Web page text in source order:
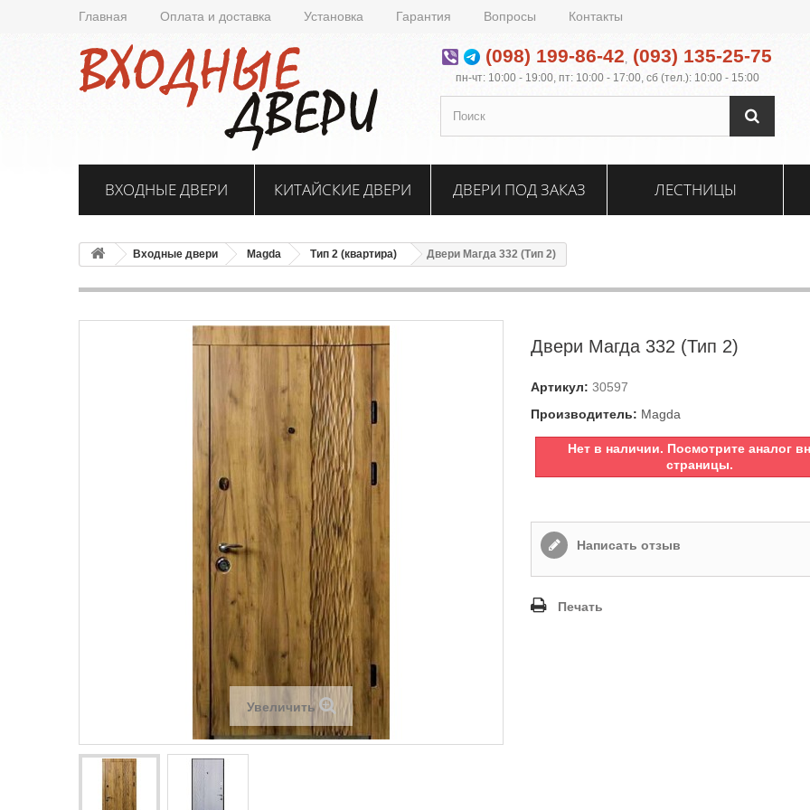
Главная Оплата и доставка Установка Гарантия Вопросы Контакты
(098) 199-86-42, (093) 135-25-75
пн-чт: 10:00 - 19:00, пт: 10:00 - 17:00, сб (тел.): 10:00 - 15:00
ВХОДНЫЕ ДВЕРИ КИТАЙСКИЕ ДВЕРИ ДВЕРИ ПОД ЗАКАЗ ЛЕСТНИЦЫ
Входные двери Magda Тип 2 (квартира) Двери Магда 332 (Тип 2)
Увеличить
Двери Магда 332 (Тип 2)
Артикул: 30597
Производитель: Magda
Нет в наличии. Посмотрите аналог
страницы.
Написать отзыв
Печать